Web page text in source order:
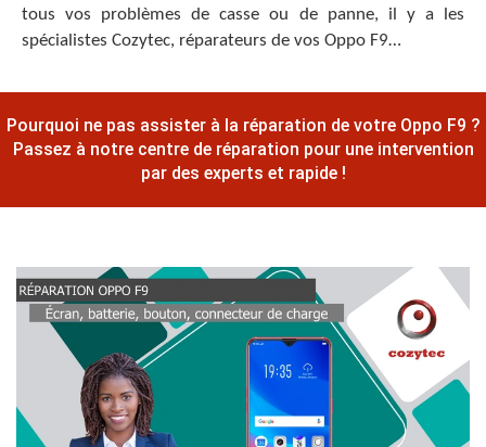
tous vos problèmes de casse ou de panne, il y a les
spécialistes Cozytec, réparateurs de vos Oppo F9…
Pourquoi ne pas assister à la réparation de votre Oppo F9 ?
Passez à notre centre de réparation pour une intervention
par des experts et rapide !